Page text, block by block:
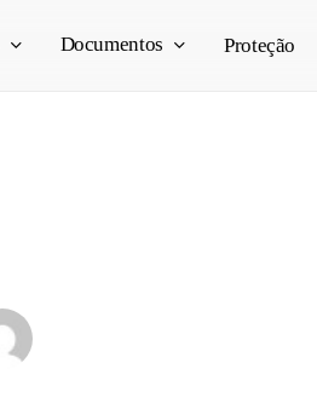
Documentos Proteção